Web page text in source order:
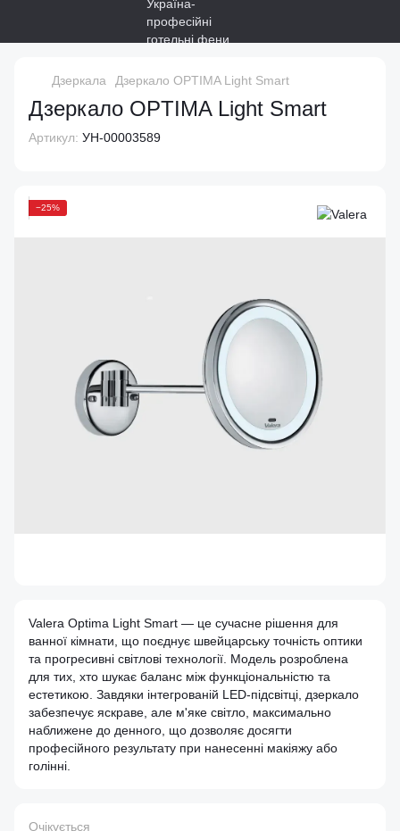
Дзеркала Дзеркало OPTIMA Light Smart
Дзеркало OPTIMA Light Smart
Артикул: УН-00003589
−25%
Valera Optima Light Smart — це сучасне рішення для
ванної кімнати, що поєднує швейцарську точність оптики
та прогресивні світлові технології. Модель розроблена
для тих, хто шукає баланс між функціональністю та
естетикою. Завдяки інтегрованій LED-підсвітці, дзеркало
забезпечує яскраве, але м'яке світло, максимально
наближене до денного, що дозволяє досягти
професійного результату при нанесенні макіяжу або
голінні.
Очікується